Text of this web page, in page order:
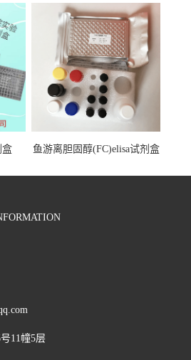
盒 鱼游离胆固醇(FC)elisa试剂盒
11幢5层